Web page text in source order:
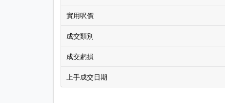
實用呎價
成交類別
成交虧損
上手成交日期